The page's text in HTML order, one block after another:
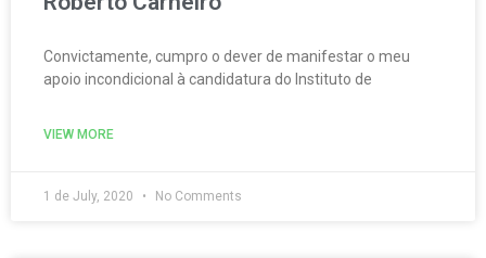
Convictamente, cumpro o dever de manifestar o meu
apoio incondicional à candidatura do Instituto de
VIEW MORE
1 de July, 2020 No Comments